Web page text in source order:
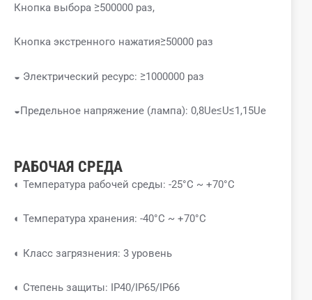
Кнопка выбора ≥500000 раз,
Кнопка экстренного нажатия≥50000 раз
◒ Электрический ресурс: ≥1000000 раз
◒Предельное напряжение (лампа): 0,8Ue≤U≤1,15Ue
РАБОЧАЯ СРЕДА
◐ Температура рабочей среды: -25°C ~ +70°C
◐ Температура хранения: -40°C ~ +70°C
◐ Класс загрязнения: 3 уровень
◐ Степень защиты: IP40/IP65/IP66